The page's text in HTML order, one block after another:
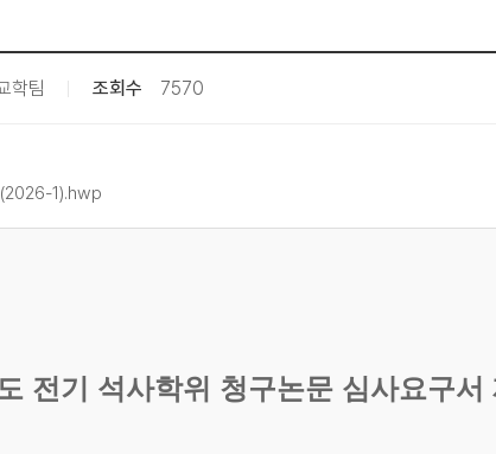
학팀 조회수 7570
(2026-1).hwp
전기 석사학위 청구논문 심사요구서